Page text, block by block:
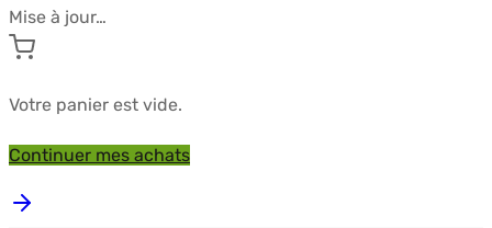
Mise à jour…
Votre panier est vide.
Continuer mes achats